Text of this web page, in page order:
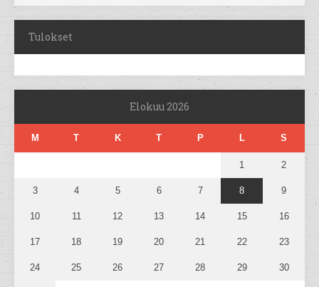
Tulokset
Elokuu 2026
M T K T P L S
1 2
3 4 5 6 7 8 9
10 11 12 13 14 15 16
17 18 19 20 21 22 23
24 25 26 27 28 29 30